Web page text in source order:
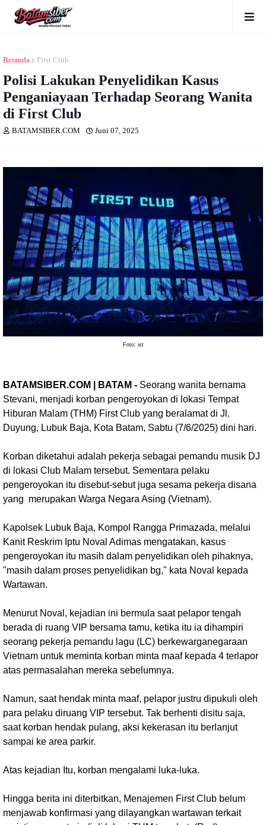
Beranda First Club
Polisi Lakukan Penyelidikan Kasus
Penganiayaan Terhadap Seorang Wanita
di First Club
BATAMSIBER.COM Juni 07, 2025
Foto: ist
BATAMSIBER.COM | BATAM - Seorang wanita bernama
Stevani, menjadi korban pengeroyokan di lokasi Tempat
Hiburan Malam (THM) First Club yang beralamat di Jl.
Duyung, Lubuk Baja, Kota Batam, Sabtu (7/6/2025) dini hari.
Korban diketahui adalah pekerja sebagai pemandu musik DJ
di lokasi Club Malam tersebut. Sementara pelaku
pengeroyokan itu disebut-sebut juga sesama pekerja disana
yang merupakan Warga Negara Asing (Vietnam).
Kapolsek Lubuk Baja, Kompol Rangga Primazada, melalui
Kanit Reskrim Iptu Noval Adimas mengatakan, kasus
pengeroyokan itu masih dalam penyelidikan oleh pihaknya,
"masih dalam proses penyelidikan bg," kata Noval kepada
Wartawan.
Menurut Noval, kejadian ini bermula saat pelapor tengah
berada di ruang VIP bersama tamu, ketika itu ia dihampiri
seorang pekerja pemandu lagu (LC) berkewarganegaraan
Vietnam untuk meminta korban minta maaf kepada 4 terlapor
atas permasalahan mereka sebelumnya.
Namun, saat hendak minta maaf, pelapor justru dipukuli oleh
para pelaku diruang VIP tersebut. Tak berhenti disitu saja,
saat korban hendak pulang, aksi kekerasan itu berlanjut
sampai ke area parkir.
Atas kejadian Itu, korban mengalami luka-luka.
Hingga berita ini diterbitkan, Menajemen First Club belum
menjawab konfirmasi yang dilayangkan wartawan terkait